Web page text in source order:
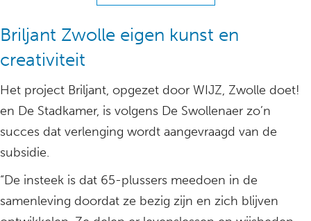
Briljant Zwolle eigen kunst en
creativiteit
Het project Briljant, opgezet door WIJZ, Zwolle doet!
en De Stadkamer, is volgens De Swollenaer zo’n
succes dat verlenging wordt aangevraagd van de
subsidie.
“De insteek is dat 65-plussers meedoen in de
samenleving doordat ze bezig zijn en zich blijven